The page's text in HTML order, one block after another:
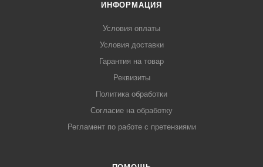
ИНФОРМАЦИЯ
Условия оплаты
Условия доставки
Гарантия на товар
Реквизиты
Политика обработки
Согласие на обработку
Регламент по работе с претензиями